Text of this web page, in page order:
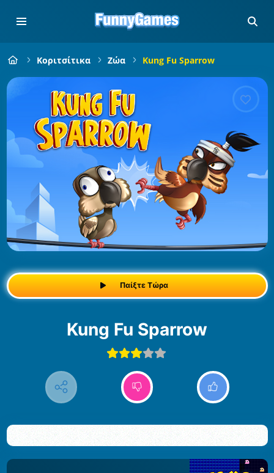
Κοριτσίτικα Ζώα Kung Fu Sparrow
Παίξτε Τώρα
Kung Fu Sparrow